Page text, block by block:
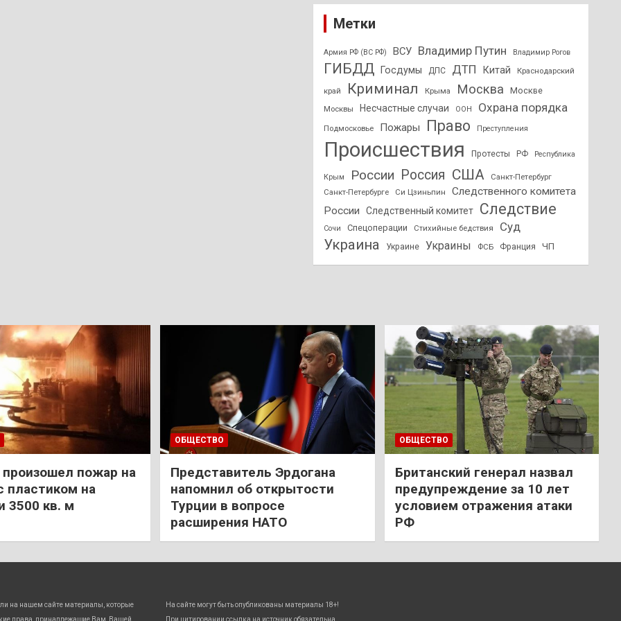
Метки
Армия РФ (ВС РФ) ВСУ Владимир Путин Владимир Рогов
ГИБДД Госдумы ДПС ДТП Китай Краснодарский
край Криминал Крыма Москва Москве
Москвы Несчастные случаи ООН Охрана порядка
Подмосковье Пожары Право Преступления
Происшествия Протесты РФ Республика
Крым России Россия США
Санкт-Петербург
Санкт-Петербурге
Си Цзиньпин
Следственного комитета
России
Следственный комитет Следствие
Сочи Спецоперации Стихийные бедствия Суд
Украина Украине Украины ФСБ Франция ЧП
пожар на
пластиком на
3500 кв. м
ОБЩЕСТВО
Представитель Эрдогана
напомнил об открытости
Турции в вопросе
расширения НАТО
ОБЩЕСТВО
Британский генерал назвал
предупреждение за 10 лет
условием отражения атаки
РФ
на нашем сайте материалы, которые
права, принадлежащие Вам, Вашей
На сайте могут быть опубликованы материалы 18+!
При цитировании ссылка на источник обязательна.